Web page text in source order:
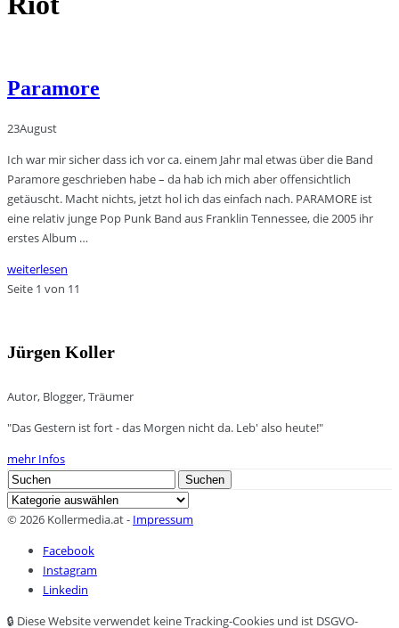
Paramore
23August
Ich war mir sicher dass ich vor ca. einem Jahr mal etwas über die Band
Paramore geschrieben habe – da hab ich mich aber offensichtlich
getäuscht. Macht nichts, jetzt hol ich das einfach nach. PARAMORE ist
eine relativ junge Pop Punk Band aus Franklin Tennessee, die 2005 ihr
erstes Album …
weiterlesen
Seite 1 von 11
Jürgen Koller
Autor, Blogger, Träumer
"Das Gestern ist fort - das Morgen nicht da. Leb' also heute!"
mehr Infos
Search
for:
Suchen
Kategorien
© 2026 Kollermedia.at - Impressum
Facebook
Instagram
Linkedin
🔒 Diese Website verwendet keine Tracking-Cookies und ist DSGVO-